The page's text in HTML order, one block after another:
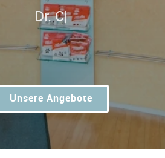
Service -
Unsere Angebote